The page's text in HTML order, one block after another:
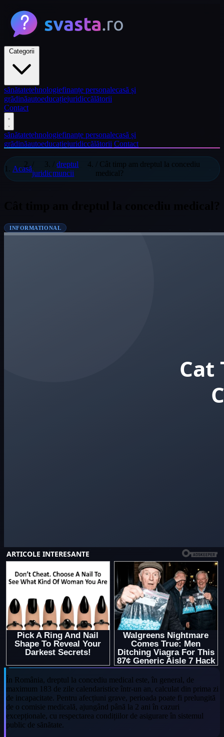
sănătatetehnologiefinanțe personalecasă și
grădinăautoeducațiejuridiccălătorii
Contact
sănătatetehnologiefinanțe personalecasă și
grădinăautoeducațiejuridiccălătorii Contact
Acasă
juridic
dreptul
muncii
/ Cât timp am dreptul la concediu
medical?
INFORMATIONAL
În România, dreptul la concediu medical este, în general, de
maximum 183 de zile calendaristice într-un an, calculat din prima zi
de incapacitate. Pentru afecțiuni grave, perioada poate fi prelungită
de o comisie medicală, ajungând până la 2 ani în cazuri
excepționale, cu respectarea condițiilor de asigurare în sistemul
public de sănătate.